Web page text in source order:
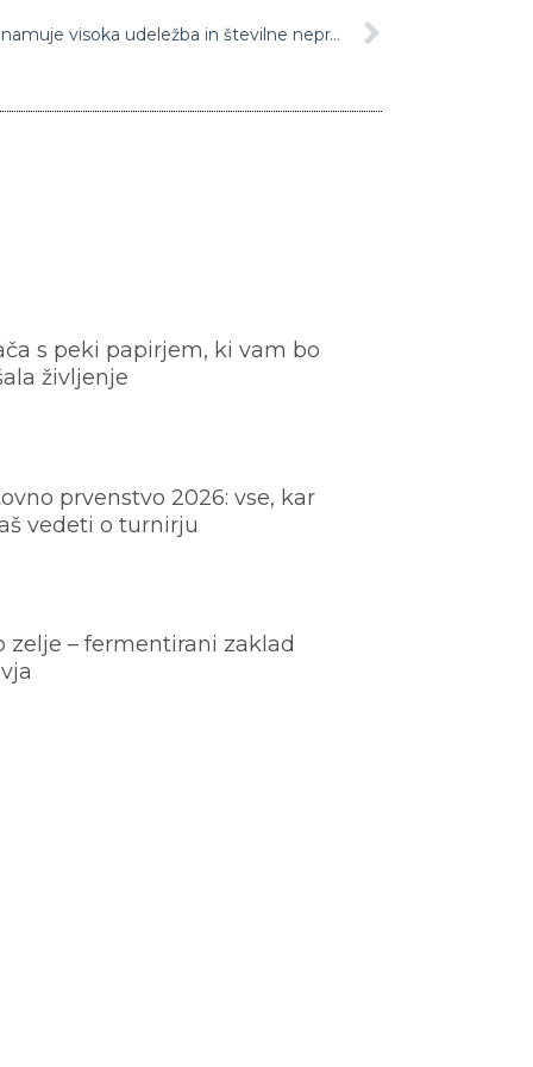
Predsedniške volitve v Rusiji zaznamuje visoka udeležba in številne nepravilnosti
s peki papirjem, ki vam bo
življenje
prvenstvo 2026: vse, kar
vedeti o turnirju
zelje – fermentirani zaklad